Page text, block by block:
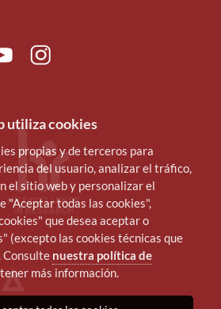
Instagram
utiliza cookies
propias y de terceros para
del usuario, analizar el tráfico,
el sitio web y personalizar el
"Aceptar todas las cookies",
que desea aceptar o
(excepto las cookies técnicas que
Consulte nuestra política de
más información.